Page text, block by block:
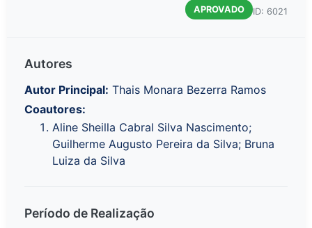
APROVADO ID: 6021
Autores
Autor Principal: Thais Monara Bezerra Ramos
Coautores:
Aline Sheilla Cabral Silva Nascimento;
Guilherme Augusto Pereira da Silva; Bruna
Luiza da Silva
Período de Realização